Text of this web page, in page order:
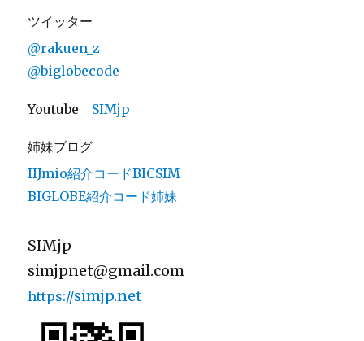
ツイッター
@rakuen_z
@biglobecode
Youtube SIMjp
姉妹ブログ
IIJmio紹介コードBICSIM
BIGLOBE紹介コード姉妹
SIMjp
simjpnet@gmail.com
https://simjp.net